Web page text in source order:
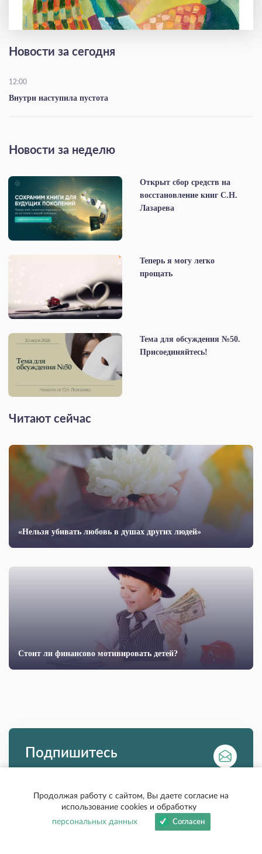
Новости за сегодня
12:00
Внутри наступила пустота
Новости за неделю
Открыт сбор средств на
восстановление книг С.Н.
Лазарева
Теперь я могу легко
прощать
Тема для обсуждения №50.
Присоединяйтесь!
Читают сейчас
«Нельзя убивать любовь в душах других людей»
Стоит ли финансово мотивировать детей?
Подпишитесь
на новости и анонсы
новости и анонсы
Продолжая работу с сайтом, Вы даете согласие на
использование cookies и обработку
персональных данных
Согласен